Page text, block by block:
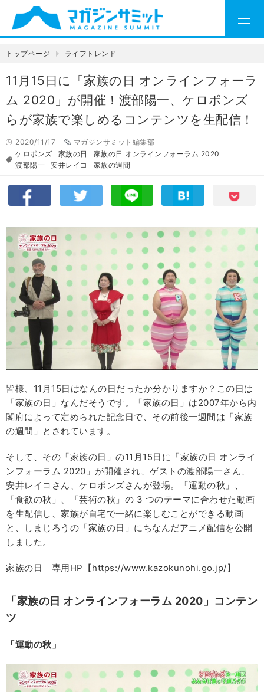
トップページ ライフトレンド
11月15日に「家族の日 オンラインフォーラ
ム 2020」が開催！渡部陽一、ケロポンズ
らが家族で楽しめるコンテンツを生配信！
2020/11/17
マガジンサミット編集部
ケロポンズ
家族の日
家族の日 オンラインフォーラム 2020
渡部陽一
安井レイコ 家族の週間
皆様、11月15日はなんの日だったか分かりますか？この日は
「家族の日」なんだそうです。「家族の日」は2007年から内
閣府によって定められた記念日で、その前後一週間は「家族
の週間」とされています。
そして、その「家族の日」の11月15日に「家族の日 オンライ
ンフォーラム 2020」が開催され、ゲストの渡部陽一さん、
安井レイコさん、ケロポンズさんが登場。「運動の秋」、
「食欲の秋」、「芸術の秋」の 3 つのテーマに合わせた動画
を生配信し、家族が自宅で一緒に楽しむことができる動画
と、しまじろうの「家族の日」にちなんだアニメ配信を公開
しました。
家族の日 専用HP【https://www.kazokunohi.go.jp/】
「家族の日 オンラインフォーラム 2020」コンテン
ツ
「運動の秋」